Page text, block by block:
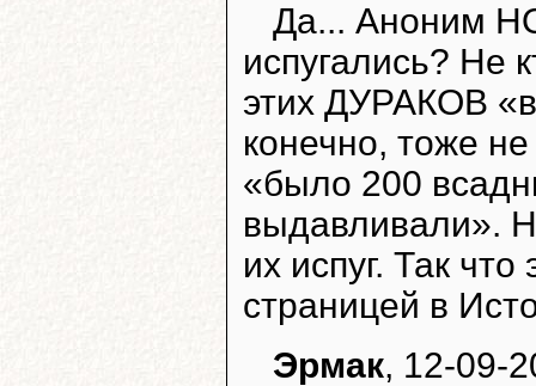
Да... Аноним
испугались? Не
этих ДУРАКОВ
конечно, тоже
«было 200
выдавливали».
их испуг. Так
страницей в
Эрмак, 12-09-